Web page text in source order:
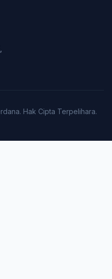
Hak Cipta Terpelihara.